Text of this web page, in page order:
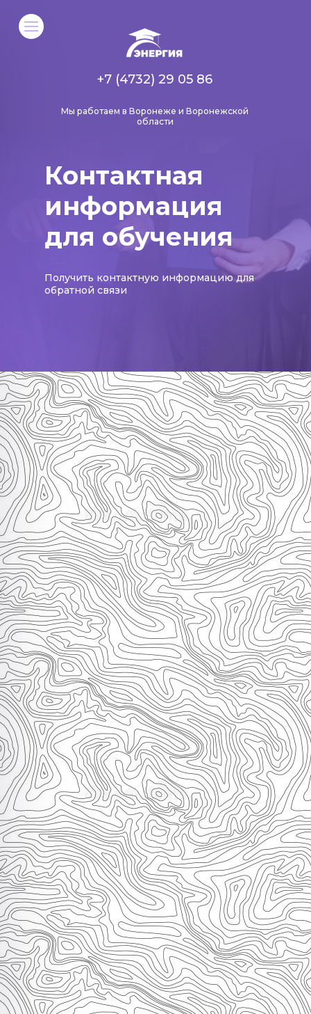
Мы работаем в Воронеже и Воронежской
области
+7 (4732) 29 05 86
Контактная
информация
для обучения
Получить контактную информацию для
обратной связи